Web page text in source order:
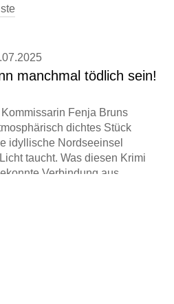
manchmal tödlich sein!
Fenja Bruns
dichtes Stück
idyllische Nordseeinsel
taucht. Was diesen Krimi
Verbindung aus